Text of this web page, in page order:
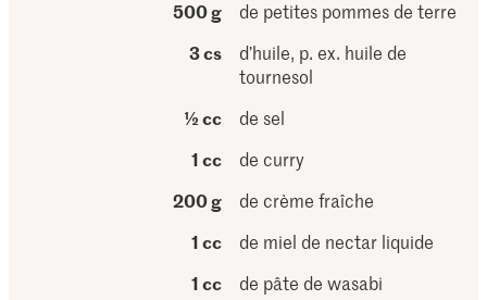
500 g
de petites pommes de terre
3 cs
d’huile, p. ex. huile de
tournesol
½ cc
de sel
1 cc
de curry
200 g
de crème fraîche
1 cc
de miel de nectar liquide
1 cc
de pâte de wasabi